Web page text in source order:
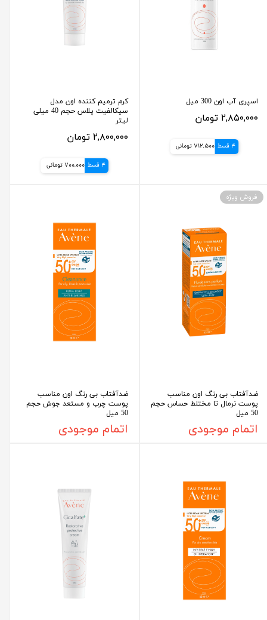
اسپری آب اون 300 میل
۲,۸۵۰,۰۰۰ تومان
4 قسط 712,500 تومانی
کرم ترمیم کننده اون مدل
سیکالفیت پلاس حجم 40 میلی
لیتر
۲,۸۰۰,۰۰۰ تومان
4 قسط 700,000 تومانی
ضدآفتاب بی رنگ اون مناسب
پوست نرمال تا مختلط حساس حجم
50 میل
اتمام موجودی
فروش ویژه
ضدآفتاب بی رنگ اون مناسب
پوست چرب و مستعد جوش حجم
50 میل
اتمام موجودی